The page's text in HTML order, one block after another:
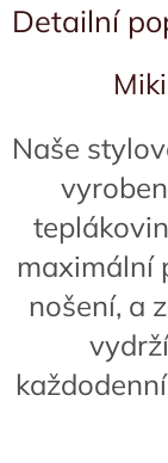
Detailní
Naše
maximální
nošení, a